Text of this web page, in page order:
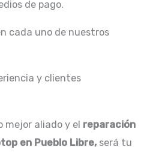
de pago.
cada uno de nuestros
y clientes
mejor aliado y el reparación
en Pueblo Libre, será tu